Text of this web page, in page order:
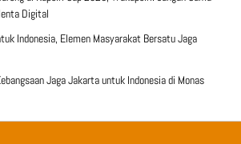
Digital
Indonesia, Elemen Masyarakat Bersatu Jaga
Jaga Jakarta untuk Indonesia di Monas